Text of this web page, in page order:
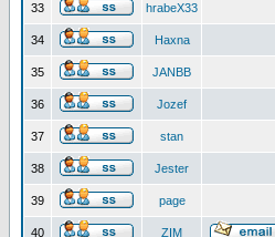
33 hrabeX33
34 Haxna
35 JANBB
36 Jozef
37 stan
38 Jester
39 page
40 ZIM